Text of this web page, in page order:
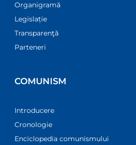
Organigramă
Legislație
Transparenţă
Parteneri
COMUNISM
Introducere
Cronologie
Enciclopedia comunismului